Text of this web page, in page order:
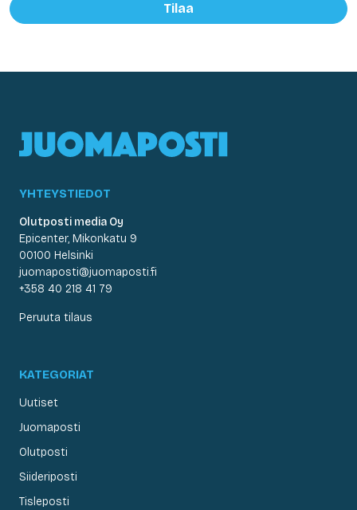
Tilaa
YHTEYSTIEDOT
Olutposti media Oy
Epicenter, Mikonkatu 9
00100 Helsinki
juomaposti@juomaposti.fi
+358 40 218 41 79
Peruuta tilaus
KATEGORIAT
Uutiset
Juomaposti
Olutposti
Siideriposti
Tisleposti